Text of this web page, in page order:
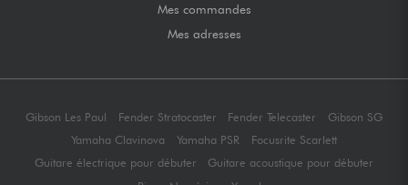
Mes commandes
Mes adresses
Gibson Les Paul Fender Stratocaster Fender Telecaster
Gibson SG
Yamaha Clavinova
Yamaha PSR
Focusrite Scarlett
Guitare électrique pour débuter
Guitare acoustique pour débuter